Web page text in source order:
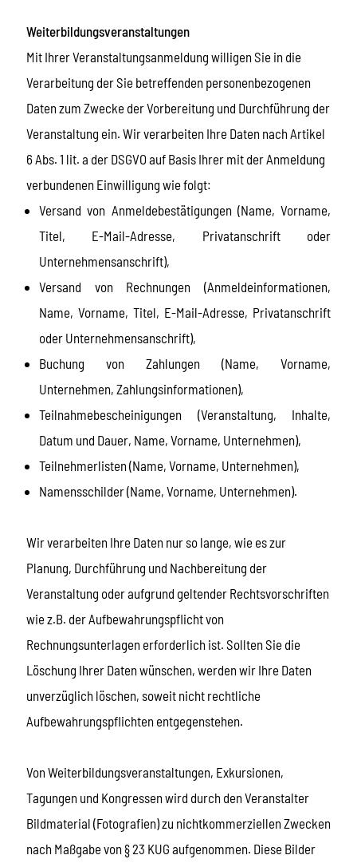
Weiterbildungsveranstaltungen
Mit Ihrer Veranstaltungsanmeldung willigen Sie in die
Verarbeitung der Sie betreffenden personenbezogenen
Daten zum Zwecke der Vorbereitung und Durchführung der
Veranstaltung ein. Wir verarbeiten Ihre Daten nach Artikel
6 Abs. 1 lit. a der DSGVO auf Basis Ihrer mit der Anmeldung
verbundenen Einwilligung wie folgt:
Versand von Anmeldebestätigungen (Name, Vorname,
Titel, E-Mail-Adresse, Privatanschrift oder
Unternehmensanschrift),
Versand von Rechnungen (Anmeldeinformationen,
Name, Vorname, Titel, E-Mail-Adresse, Privatanschrift
oder Unternehmensanschrift),
Buchung von Zahlungen (Name, Vorname,
Unternehmen, Zahlungsinformationen),
Teilnahmebescheinigungen (Veranstaltung, Inhalte,
Datum und Dauer, Name, Vorname, Unternehmen),
Teilnehmerlisten (Name, Vorname, Unternehmen),
Namensschilder (Name, Vorname, Unternehmen).
Wir verarbeiten Ihre Daten nur so lange, wie es zur
Planung, Durchführung und Nachbereitung der
Veranstaltung oder aufgrund geltender Rechtsvorschriften
wie z.B. der Aufbewahrungspflicht von
Rechnungsunterlagen erforderlich ist. Sollten Sie die
Löschung Ihrer Daten wünschen, werden wir Ihre Daten
unverzüglich löschen, soweit nicht rechtliche
Aufbewahrungspflichten entgegenstehen.
Von Weiterbildungsveranstaltungen, Exkursionen,
Tagungen und Kongressen wird durch den Veranstalter
Bildmaterial (Fotografien) zu nichtkommerziellen Zwecken
nach Maßgabe von § 23 KUG aufgenommen. Diese Bilder